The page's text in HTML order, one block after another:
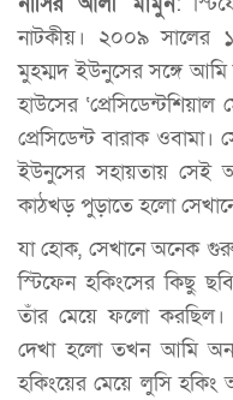
নাটকীয়। ২০০৯
মুহম্মদ ইউনুসের সঙ্গে আমি
হাউসের
প্রেসিডেন্ট বারাক
ইউনুসের সহায়তায় সেই
কাঠখড় পুড়াতে হলো
যা হোক, সেখানে অনেক
স্টিফেন হকিংসের কিছু
তাঁর মেয়ে ফলো করছিল।
দেখা হলো তখন আমি
হকিংয়ের মেয়ে লুসি